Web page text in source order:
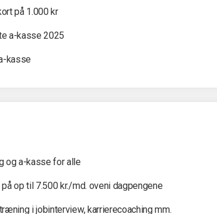
på 1.000 kr
a-kasse 2025
kasse
og a-kasse for alle
op til 7.500 kr./md. oveni dagpengene
i jobinterview, karrierecoaching mm.